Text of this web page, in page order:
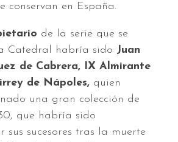
conservan en España.
de la serie que se
Catedral habría sido Juan
de Cabrera, IX Almirante
de Nápoles, quien
una gran colección de
que habría sido
sus sucesores tras la muerte